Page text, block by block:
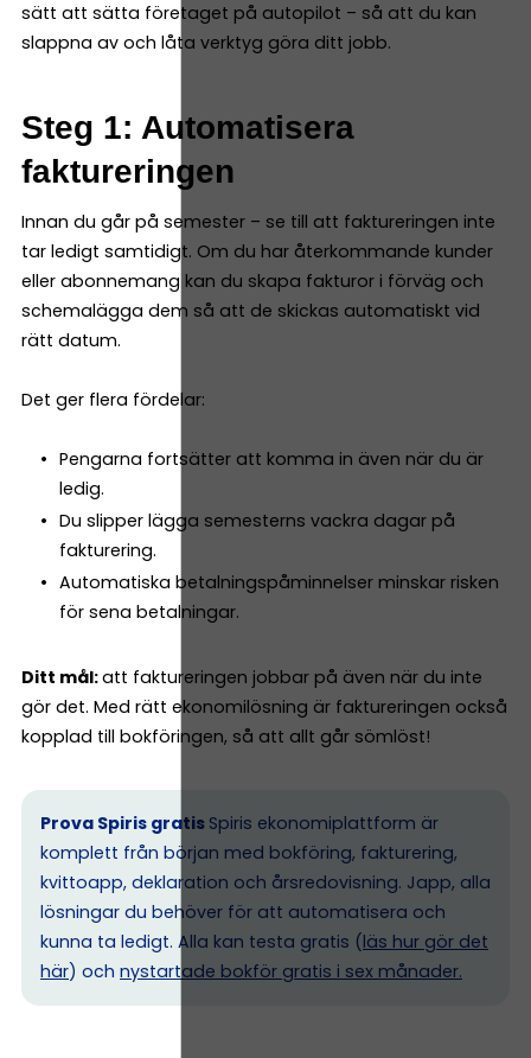
sätt att sätta företaget på autopilot – så att du kan
slappna av och låta verktyg göra ditt jobb.
Steg 1: Automatisera
faktureringen
Innan du går på semester – se till att faktureringen inte
tar ledigt samtidigt. Om du har återkommande kunder
eller abonnemang kan du skapa fakturor i förväg och
schemalägga dem så att de skickas automatiskt vid
rätt datum.
Det ger flera fördelar:
Pengarna fortsätter att komma in även när du är
ledig.
Du slipper lägga semesterns vackra dagar på
fakturering.
Automatiska betalningspåminnelser minskar risken
för sena betalningar.
Ditt mål:att faktureringen jobbar på även när du inte
gör det. Med rätt ekonomilösning är faktureringen också
kopplad till bokföringen, så att allt går sömlöst!
Prova Spiris gratis Spiris ekonomiplattform är
komplett från början med bokföring, fakturering,
kvittoapp, deklaration och årsredovisning. Japp, alla
lösningar du behöver för att automatisera och
kunna ta ledigt. Alla kan testa gratis (läs hur gör det
här) och nystartade bokför gratis i sex månader.